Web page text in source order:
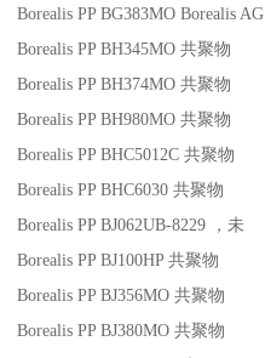
Borealis PP BG383MO Borealis AG
Borealis PP BH345MO 共聚物
Borealis PP BH374MO 共聚物
Borealis PP BH980MO 共聚物
Borealis PP BHC5012C 共聚物
Borealis PP BHC6030 共聚物
Borealis PP BJ062UB-8229
，未
Borealis PP BJ100HP 共聚物
Borealis PP BJ356MO 共聚物
Borealis PP BJ380MO 共聚物